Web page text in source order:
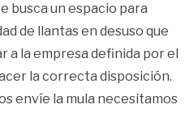
busca un espacio para
de llantas en desuso que
a la empresa definida por el
la correcta disposición.
envíe la mula necesitamos